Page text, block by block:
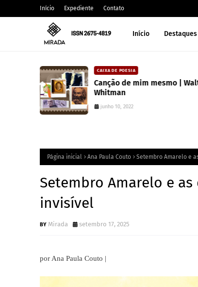
Início Expediente Contato
Início Destaques
DAVISON SOUZA
10 anos da política de cotas
Brasil: um ponto de ruptura
colonialidade
junho 10, 2022
Página inicial Ana Paula Couto Setembro Amarelo e
Setembro Amarelo e
invisível
Mirada setembro 17, 2025
por Ana Paula Couto |